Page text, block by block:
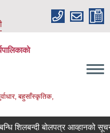
बहुसाँस्कृतिक,
लिलाम बिक्री सम्बन्धि शिलबन्दी बोलपत्र आव्हानको